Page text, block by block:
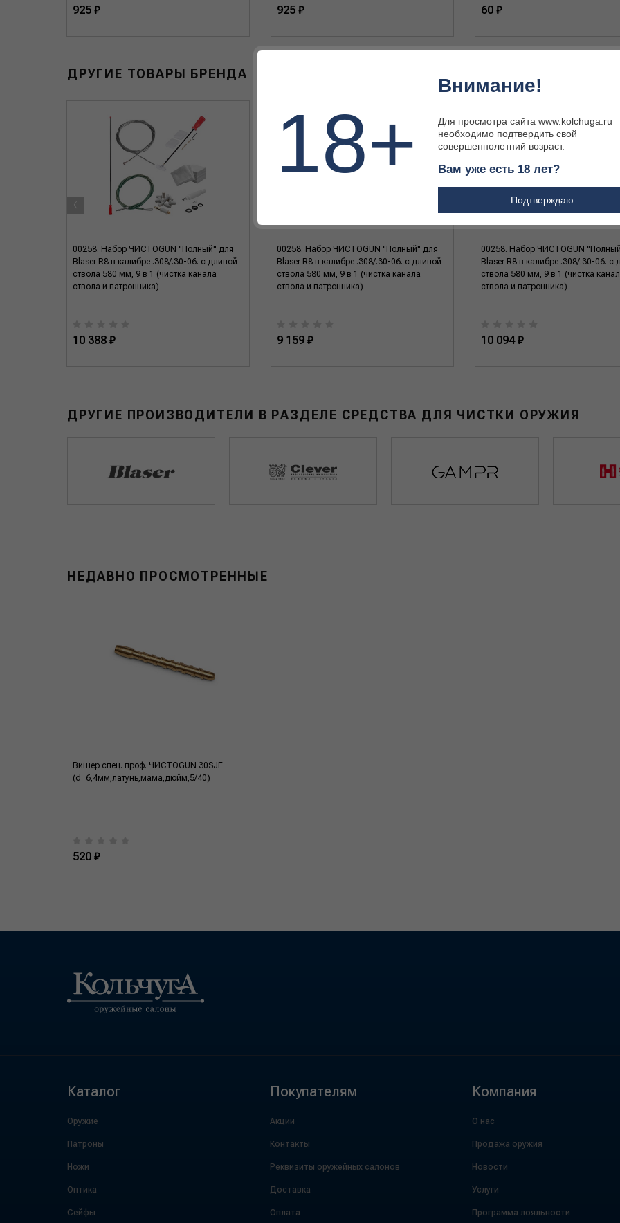
925 ₽ 925 ₽ 60 ₽
ДРУГИЕ ТОВАРЫ БРЕНДА
00258. Набор ЧИСТОGUN "Полный" для
Blaser R8 в калибре .308/.30-06. с длиной
ствола 580 мм, 9 в 1 (чистка канала
ствола и патронника)
10 388 ₽
00258. Набор ЧИСТОGUN "Полный" для
Blaser R8 в калибре .308/.30-06. с длиной
ствола 580 мм, 9 в 1 (чистка канала
ствола и патронника)
9 159 ₽
00258. Набор ЧИСТОGUN
Blaser R8 в калибре .308/.30-06. с
ствола 580 мм, 9 в 1 (чистка
ствола и патронника)
10 094 ₽
‹
ДРУГИЕ ПРОИЗВОДИТЕЛИ В РАЗДЕЛЕ СРЕДСТВА ДЛЯ ЧИСТКИ ОРУЖИЯ
НЕДАВНО ПРОСМОТРЕННЫЕ
Вишер спец. проф. ЧИСТОGUN 30SJE
(d=6,4мм,латунь,мама,дюйм,5/40)
520 ₽
Каталог
Оружие
Патроны
Ножи
Оптика
Сейфы
Покупателям
Акции
Контакты
Реквизиты оружейных салонов
Доставка
Оплата
Компания
О нас
Продажа оружия
Новости
Услуги
Программа лояльности
18+
Внимание!
Для просмотра сайта www.kolchuga.ru
необходимо подтвердить свой
совершеннолетний возраст.
Вам уже есть 18 лет?
Подтверждаю